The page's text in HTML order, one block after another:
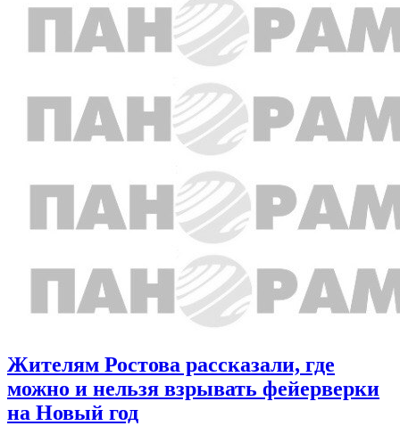
Жителям Ростова рассказали, где
можно и нельзя взрывать фейерверки
на Новый год